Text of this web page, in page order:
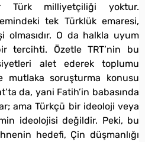
Türk milliyetçiliği yoktur.
tek Türklük emaresi,
olmasıdır. O da halkla uyum
tercihti. Özetle TRT’nin bu
alet ederek toplumu
mutlaka soruşturma konusu
da, yani Fatih’in babasında
ama Türkçü bir ideoloji veya
ideolojisi değildir. Peki, bu
hedefi, Çin düşmanlığı